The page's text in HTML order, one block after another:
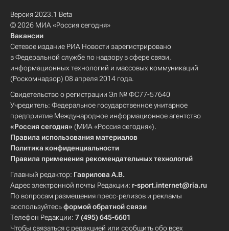
Версия 2023.1 Beta
© 2026 МИА «Россия сегодня»
Вакансии
Сетевое издание РИА Новости зарегистрировано
в Федеральной службе по надзору в сфере связи,
информационных технологий и массовых коммуникаций
(Роскомнадзор) 08 апреля 2014 года.
Свидетельство о регистрации Эл № ФС77-57640
Учредитель: Федеральное государственное унитарное
предприятие Международное информационное агентство
«Россия сегодня» (МИА «Россия сегодня»).
Правила использования материалов
Политика конфиденциальности
Правила применения рекомендательных технологий
Главный редактор: Гаврилова А.В.
Адрес электронной почты Редакции: r-sport.internet@ria.ru
По вопросам размещения пресс-релизов и рекламы
воспользуйтесьформой обратной связи
Телефон Редакции: 7 (495) 645-6601
Чтобы связаться с редакцией или сообщить обо всех